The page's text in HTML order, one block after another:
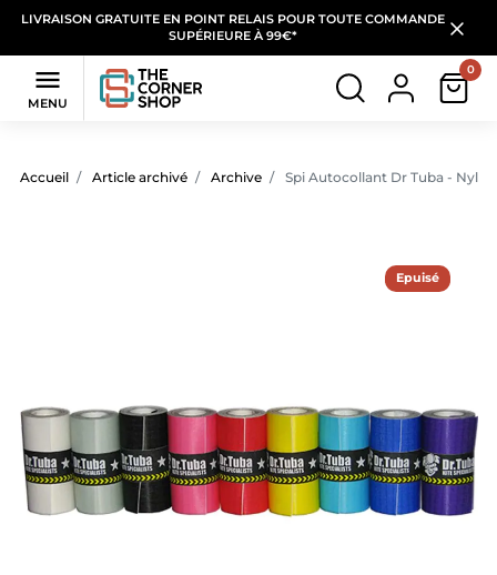
LIVRAISON GRATUITE EN POINT RELAIS POUR TOUTE COMMANDE
SUPÉRIEURE À 99€*

MENU
0
Accueil Article archivé Archive Spi Autocollant Dr Tuba -
Epuisé